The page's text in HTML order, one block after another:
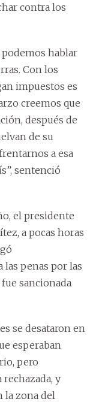
contra los
hablar
Con los
impuestos es
creemos que
después de
de su
a esa
sentenció
el presidente
a pocas horas
las penas por las
sancionada
se desataron en
esperaban
pero
rechazada, y
la zona del